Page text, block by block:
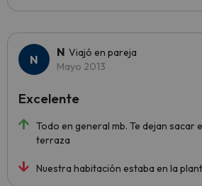
N Viajó en pareja
Mayo 2013
Todo en general mb. Te dejan sacar
terraza
Nuestra habitación estaba en la
Excelente